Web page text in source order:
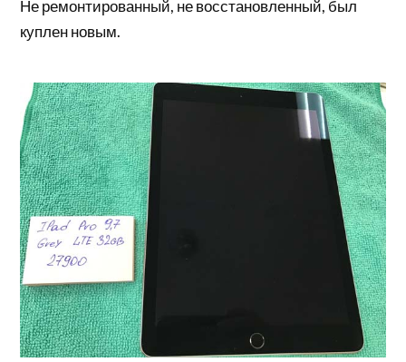
Не ремонтированный, не восстановленный, был
куплен новым.